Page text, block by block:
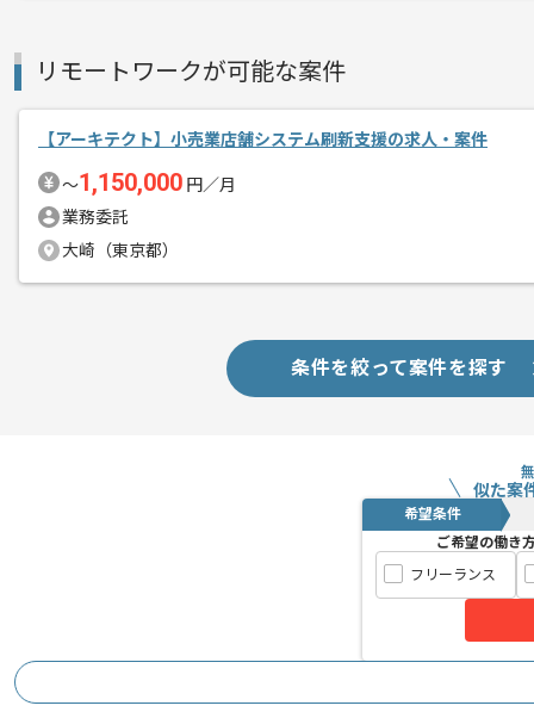
リモートワークが可能な案件
【アーキテクト】小売業店舗システム刷新支援の求人・案件
〜1,150,000 円／月
業務委託
大崎（東京都）
条件を絞って案件を探す
似た案
希望条件
ご希望の働き
フリーランス